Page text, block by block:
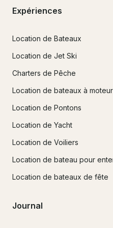
Expériences
Location de Bateaux
Location de Jet Ski
Charters de Pêche
Location de bateaux à moteur
Location de Pontons
Location de Yacht
Location de Voiliers
Location de bateau pour
Location de bateaux de fête
Journal